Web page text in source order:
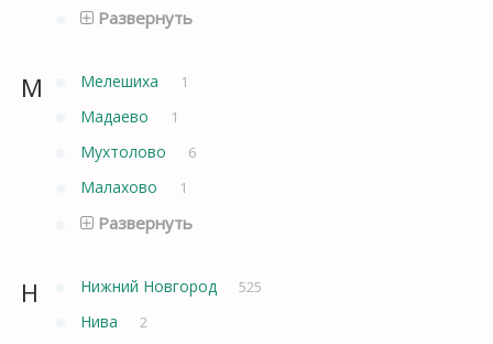
Развернуть
М Мелешиха 1
Мадаево 1
Мухтолово 6
Малахово 1
Развернуть
Н Нижний Новгород 525
Нива 2